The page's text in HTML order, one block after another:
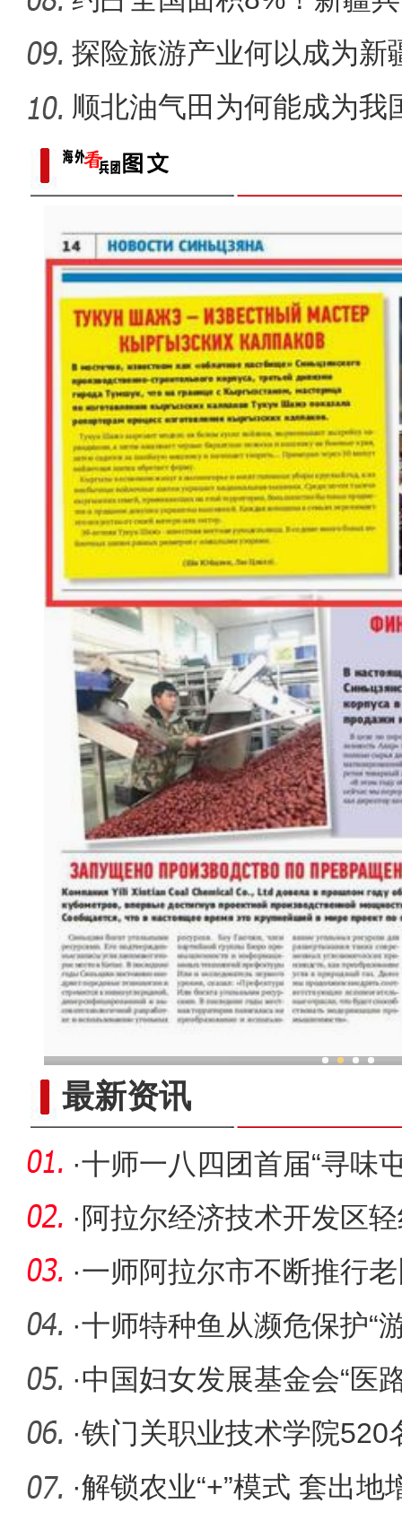
市为何能
探险旅游产业何以成为新
顺北油气田为何能成为我
名的项
最新资讯
·十师一八四团首届“寻味
办
· 阿拉尔经济技术开发区
建工程通
·一师阿拉尔市不断推行
民幸福感
·十师特种鱼从濒危保护“
·中国妇女发展基金会“医
阿拉
·铁门关职业技术学院520
培训班开
·解锁农业“+”模式 套出地